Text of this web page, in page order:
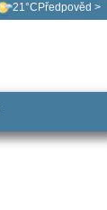
21°C Předpověd >